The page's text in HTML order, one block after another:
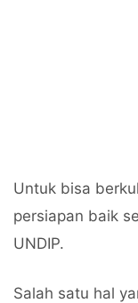
Untuk bisa
persiapan baik
UNDIP.
Salah satu hal